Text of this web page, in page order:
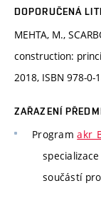
DOPORUČENÁ
MEHTA, M.,
construction:
2018, ISBN 978-0-
ZAŘAZENÍ
Program
specializace
součástí